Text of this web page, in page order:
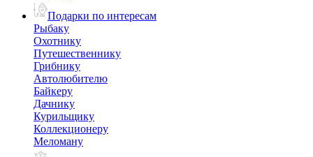
Подарки по интересам
Рыбаку
Охотнику
Путешественнику
Грибнику
Автолюбителю
Байкеру
Дачнику
Курильщику
Коллекционеру
Меломану